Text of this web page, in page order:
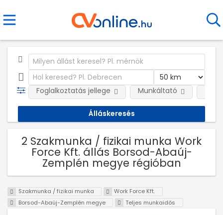
Foglalkoztatás jellege Munkáltató
2 Szakmunka / fizikai munka Work
Force Kft. állás Borsod-Abaúj-
Zemplén megye régióban
Szakmunka / fizikai munka
Work Force Kft.
Borsod-Abaúj-Zemplén megye
Teljes munkaidős